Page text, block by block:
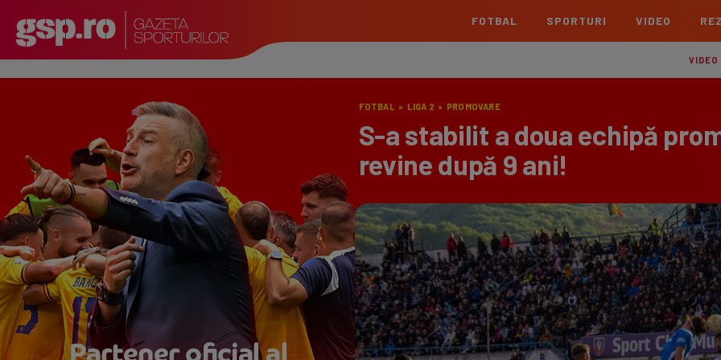
FOTBAL
Liga 2
Echipe Meciuri
Echipe Meciuri
TOATE ȘTIRILE
La
Echipe
Echipe
Echipe
SPORTURI VIDEO
VIDEO
FOTBAL » LIGA 2 » PROMOVARE
S-a stabilit a doua echipă
revine după 9 ani!